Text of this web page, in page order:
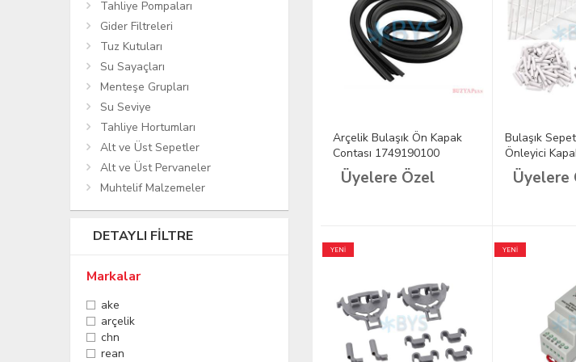
Tahliye Pompaları
Gider Filtreleri
Tuz Kutuları
Su Sayaçları
Menteşe Grupları
Su Seviye
Tahliye Hortumları
Alt ve Üst Sepetler
Alt ve Üst Pervaneler
Muhtelif Malzemeler
DETAYLI FILTRE
Markalar
ake
arçelik
chn
rean
Arçelik Bulaşık Ön Kapak
Contası 1749190100
(Muadil)
Üyelere Özel
Bulaşık
Önleyici
PkÜyelere
YENİ YENİ